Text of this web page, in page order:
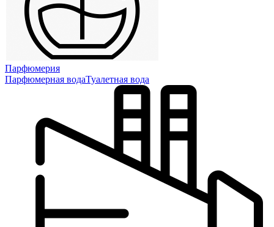
Парфюмерия
Парфюмерная водаТуалетная вода